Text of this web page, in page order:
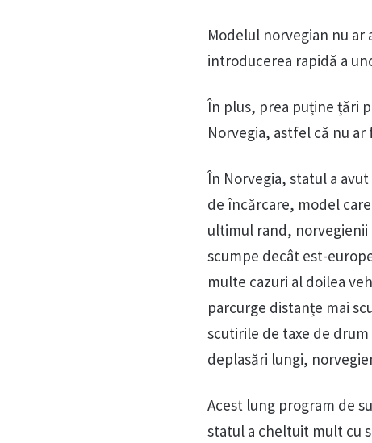
Modelul norvegian nu
introducerea rapidă a
În plus, prea puține țări
Norvegia, astfel că nu ar
În Norvegia, statul a
de încărcare, model
ultimul rand, norvegienii
scumpe decât est-
multe cazuri al doilea
parcurge distanțe mai
scutirile de taxe de
deplasări lungi,
Acest lung program de
statul a cheltuit mult cu